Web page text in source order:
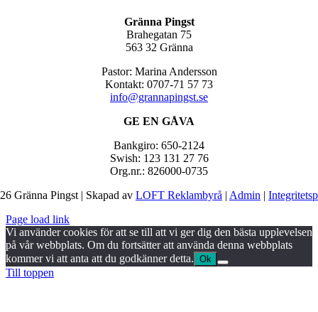
Gränna Pingst
Brahegatan 75
563 32 Gränna
Pastor: Marina Andersson
Kontakt: 0707-71 57 73
info@grannapingst.se
GE EN GÅVA
Bankgiro: 650-2124
Swish: 123 131 27 76
Org.nr.: 826000-0735
Gränna Pingst | Skapad av LOFT Reklambyrå | Admin |
Page load link
Vi använder cookies för att se till att vi ger dig den bästa upplevelsen
på vår webbplats. Om du fortsätter att använda denna webbplats
kommer vi att anta att du godkänner detta. Ok
Till toppen